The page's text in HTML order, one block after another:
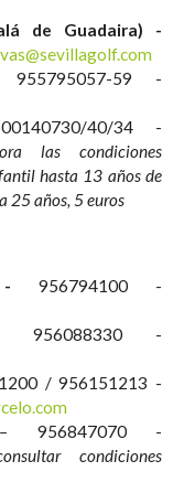
de Guadaira) -
955795057-59 -
40/34 -
las condiciones
hasta 13 años de
25 años, 5 euros
- 956794100 -
- 956088330 -
/ 956151213 -
– 956847070 -
condiciones